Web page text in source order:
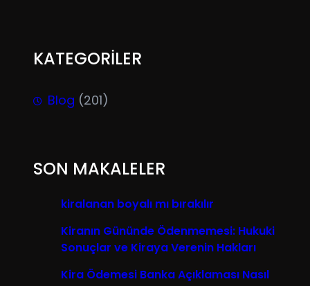
KATEGORİLER
Blog (201)
SON MAKALELER
kiralanan boyalı mı bırakılır
Kiranın Gününde Ödenmemesi: Hukuki
Sonuçlar ve Kiraya Verenin Hakları
Kira Ödemesi Banka Açıklaması Nasıl